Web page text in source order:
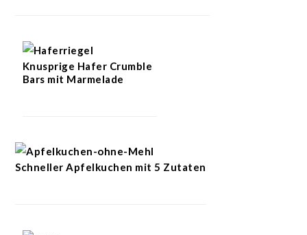
Knusprige Hafer Crumble
Bars mit Marmelade
Schneller Apfelkuchen mit 5 Zutaten